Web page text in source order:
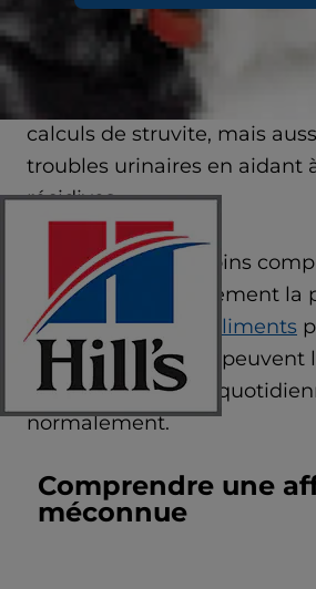
affections à long terme.
nutrition pour la santé
peut jouer un rôle
seulement pour aider à
calculs de struvite, mais
troubles urinaires en aidant
récidives.
Dans le cadre de soins
comprennent également la
médicaments, les aliments
urinaire des chiens peuvent
poursuivre leur vie
normalement.
Comprendre une
méconnue